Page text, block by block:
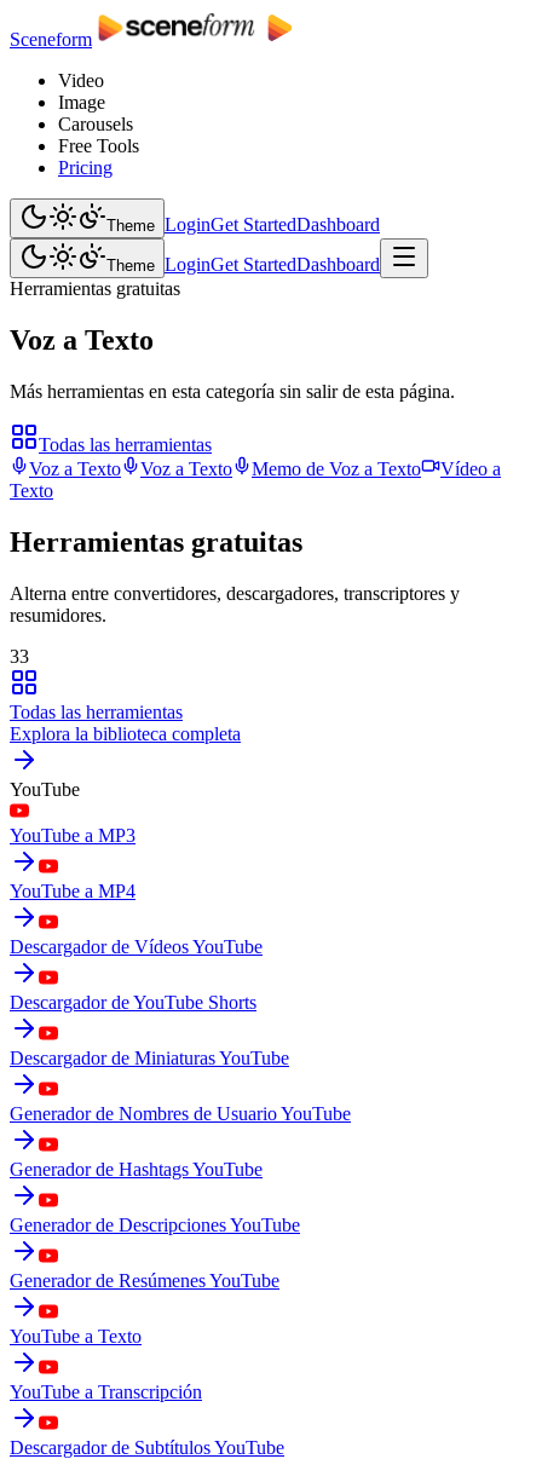
Sceneform
Video
Image
Carousels
Free Tools
Pricing
Theme LoginGet StartedDashboard
Theme LoginGet StartedDashboard
Herramientas gratuitas
Voz a Texto
Más herramientas en esta categoría sin salir de esta página.
Todas las herramientas
Voz a Texto
Voz a Texto Memo de Voz a Texto
Vídeo a
Texto
Herramientas gratuitas
Alterna entre convertidores, descargadores, transcriptores y
resumidores.
33
Todas las herramientas
Explora la biblioteca completa
YouTube
YouTube a MP3
YouTube a MP4
Descargador de Vídeos YouTube
Descargador de YouTube Shorts
Descargador de Miniaturas YouTube
Generador de Nombres de Usuario YouTube
Generador de Hashtags YouTube
Generador de Descripciones YouTube
Generador de Resúmenes YouTube
YouTube a Texto
YouTube a Transcripción
Descargador de Subtítulos YouTube